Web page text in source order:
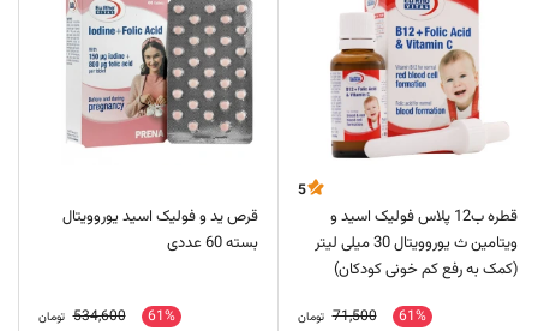
5
قطره ب12 پلاس فولیک اسید و
ویتامین ث یوروویتال 30 میلی لیتر
(کمک به رفع کم خونی کودکان)
61%
71,500 تومان
قرص ید و فولیک اسید یوروویتال
بسته 60 عددی
61%
534,600 تومان